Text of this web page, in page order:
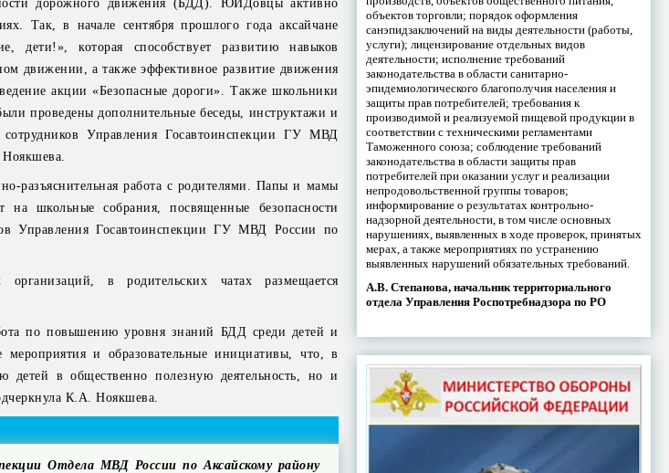
дорожного движения (БДД). ЮИДовцы активно
Так, в начале сентября прошлого года аксайчане
дети!», которая способствует развитию навыков
движении, а также эффективное развитие движения
акции «Безопасные дороги». Также школьники
проведены дополнительные беседы, инструктажи и
Управления Госавтоинспекции ГУ МВД
Ноякшева.
разъяснительная работа с родителями. Папы и мамы
на школьные собрания, посвященные безопасности
Управления Госавтоинспекции ГУ МВД России по
в родительских чатах размещается
по повышению уровня знаний БДД среди детей и
мероприятия и образовательные инициативы, что, в
детей в общественно полезную деятельность, но и
К.А. Ноякшева.
Отдела МВД России по Аксайскому району
объектов торговли; порядок оформления
санэпидзаключений на виды деятельности (работы,
услуги); лицензирование отдельных видов
деятельности; исполнение требований
законодательства в области санитарно-
эпидемиологического благополучия населения и
защиты прав потребителей; требования к
производимой и реализуемой пищевой продукции в
соответствии с техническими регламентами
Таможенного союза; соблюдение требований
законодательства в области защиты прав
потребителей при оказании услуг и реализации
непродовольственной группы товаров;
информирование о результатах контрольно-
надзорной деятельности, в том числе основных
нарушениях, выявленных в ходе проверок, принятых
мерах, а также мероприятиях по устранению
выявленных нарушений обязательных требований.
А.В. Степанова, начальник территориального
отдела Управления Роспотребнадзора по РО